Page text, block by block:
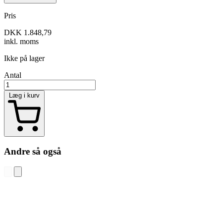
Pris
DKK 1.848,79
inkl. moms
Ikke på lager
Antal
Læg i kurv
Andre så også